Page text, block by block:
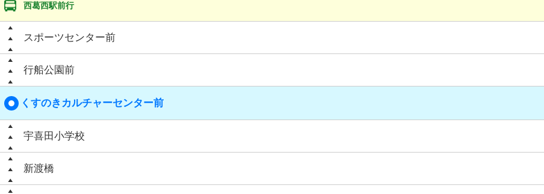
西葛西駅前行
スポーツセンター前
行船公園前
くすのきカルチャーセンター前
宇喜田小学校
新渡橋